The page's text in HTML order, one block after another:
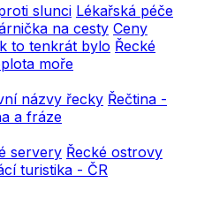
slunci Lékařská péče
na cesty Ceny
to tenkrát bylo Řecké
moře
názvy řecky Řečtina -
a fráze
servery Řecké ostrovy
turistika - ČR